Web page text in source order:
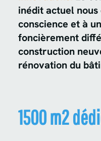
inédit actuel
conscience et à
foncièrement
construction
rénovation du
1500 m2